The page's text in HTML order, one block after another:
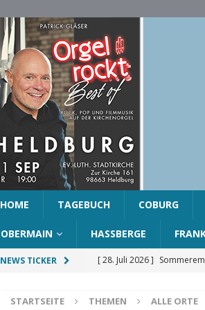
HOME TAGEBUCH COBURG
OBERMAIN HASSBERGE
NEWS TICKER [ 28. Juli 2026 ]
[ 28. Juli 2026 ] Ehrenring
STARTSEITE THEMEN ALLE ORTE